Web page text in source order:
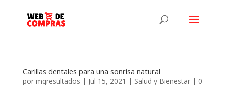
Carillas dentales para una sonrisa natural
por mqresultados | Jul 15, 2021 | Salud y Bienestar| 0